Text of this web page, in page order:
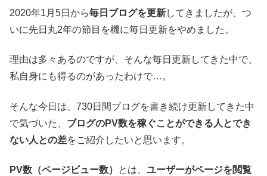
2020年1月5日から毎日ブログを更新してきましたが、つ
いに先日丸2年の節目を機に毎日更新をやめました。
理由は多々あるのですが、そんな毎日更新してきた中で、
私自身にも得るのがあったわけで…。
そんな今日は、730日間ブログを書き続け更新してきた中
で気づいた、 ブログのPV数を稼ぐことができる人とでき
ない人との差をご紹介したいと思います。
PV数（ページビュー数） とは、 ユーザーがページを閲覧